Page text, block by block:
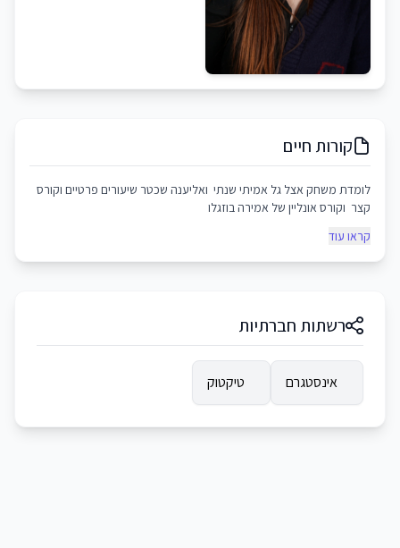
קורות חיים
לומדת משחק אצל גל אמיתי שנתי ואליענה שכטר שיעורים פרטיים וקורס
קצר וקורס אונליין של אמירה בוזגלו
קראו עוד
רשתות חברתיות
אינסטגרם טיקטוק